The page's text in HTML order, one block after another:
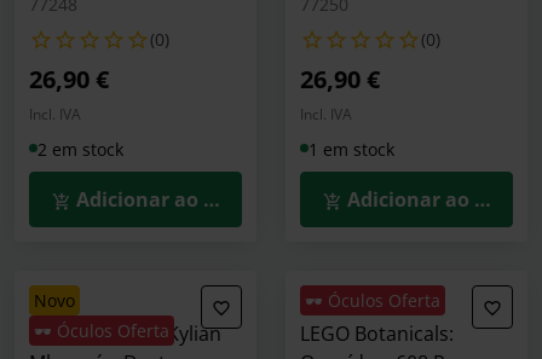
(0)
26,90 €
Incl. IVA
2 em stock
Adicionar ao Carrinho
(0)
26,90 €
Incl. IVA
1 em stock
Adicionar ao
novo
🕶️ Óculos Oferta
LEGO Editions: Kylian
🕶️ Óculos Oferta
LEGO Botanicals: